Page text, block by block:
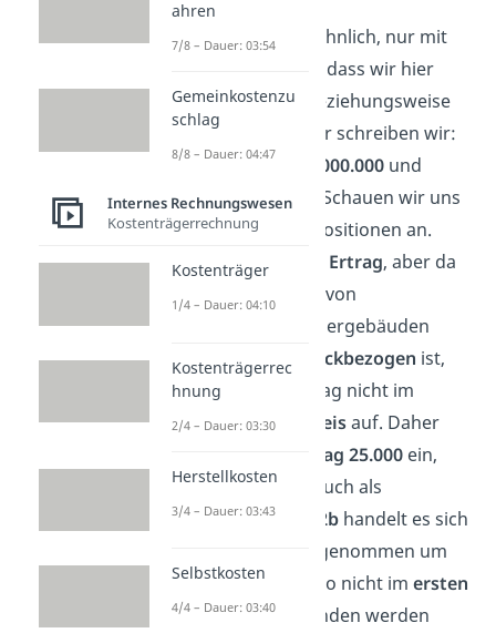
Bei Löhnen ist es ähnlich, nur mit
, dass wir hier
Aufwendungen
beziehungsweise
Kosten
haben. Hier schreiben wir:
Aufwendungen 2.000.000und
Kosten 2.000.000
. Schauen wir uns
jetzt die übrigen Positionen an.
Nummer2a Ertrag, aber da
die Vermietungen von
leerstehenden Lagergebäuden
nicht betriebszweckbezogen ist,
taucht dieser Betrag nicht im
zweiten Rechenkreisauf. Daher
Ertrag 25.000ein,
aber gleichzeitig auch als
Zusatzertrag. Bei
2bhandelt es sich
, genaugenommen um
Zusatzerlöse, die so nicht im ersten
Rechenkreisgefunden werden
ahren
7/8 – Dauer: 03:54
Gemeinkostenzu
schlag
8/8 – Dauer: 04:47
Internes Rechnungswesen
Kostenträgerrechnung
Kostenträger
1/4 – Dauer: 04:10
Kostenträgerrec
hnung
2/4 – Dauer: 03:30
Herstellkosten
3/4 – Dauer: 03:43
Selbstkosten
4/4 – Dauer: 03:40